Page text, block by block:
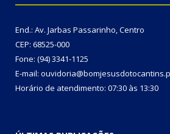
End.: Av. Jarbas Passarinho, Centro
CEP: 68525-000
Fone: (94) 3341-1125
E-mail:
Horário de atendimento: 07:30 às 13:30